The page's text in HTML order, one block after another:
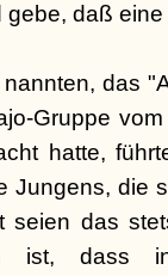
daß
das
Gruppe
hatte,
Jungens, die
seien das
ist, dass